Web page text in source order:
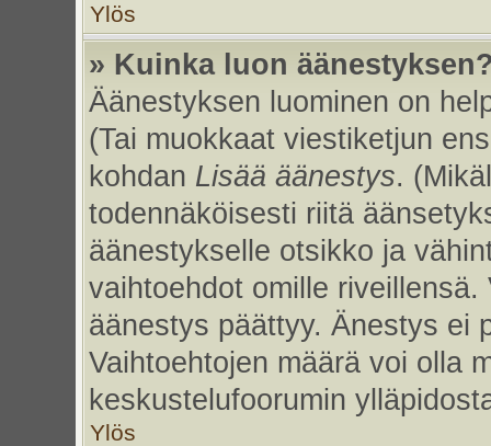
Ylös
» Kuinka luon
Äänestyksen luominen on
(Tai muokkaat viestiketjun
kohdan Lisää äänestys.
todennäköisesti riitä
äänestykselle otsikko ja
vaihtoehdot omille
äänestys päättyy. Änestys ei
Vaihtoehtojen määrä voi olla
keskustelufoorumin
Ylös